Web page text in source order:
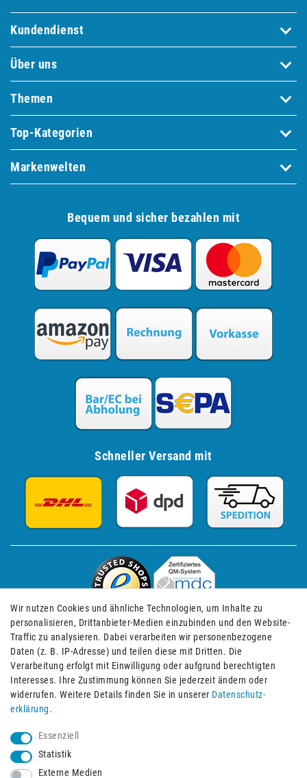
Kundendienst
Über uns
Themen
Top-Kategorien
Markenwelten
Bequem und sicher bezahlen mit
Schneller Versand mit
Impressum Daten­schutz­erklärung AGB
Wir nutzen Cookies und ähnliche Technologien, um Inhalte zu
personalisieren, Drittanbieter-Medien einzubinden und den Website-
Traffic zu analysieren. Dabei verarbeiten wir personenbezogene
Daten (z. B. IP-Adresse) und teilen diese mit Dritten. Die
Verarbeitung erfolgt mit Einwilligung oder aufgrund berechtigten
Interesses. Ihre Zustimmung können Sie jederzeit ändern oder
widerrufen. Weitere Details finden Sie in unserer Daten­schutz­
erklärung.
Essenziell
Statistik
Externe Medien